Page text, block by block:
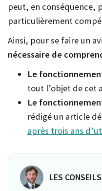
peut, en conséquence,
particulièrement
Ainsi, pour se faire un
nécessaire de
Le
tout l’objet de cet
Le
rédigé un article
après trois ans
LES